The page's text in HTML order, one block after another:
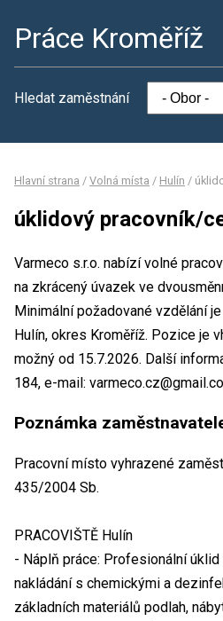
Práce Kroměříž
Hledat zaměstnání
Hlavní strana / Volná místa / Hulín /
úklidový pracovník/
Varmeco s.r.o. nabízí volné
na zkrácený úvazek ve
Minimální požadované vzdělání
Hulín, okres Kroměříž. Pozice je
možný od 15.7.2026. Další
184, e-mail:
Poznámka
Pracovní místo vyhrazené
435/2004 Sb.
PRACOVIŠTĚ Hulín
- Náplň práce: Profesionální
nakládání s chemickými a
základních materiálů podlah,